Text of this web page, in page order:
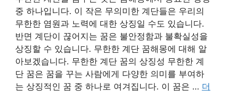
중 하나입니다. 이 작은 무의미한 계단들은 우리의
무한한 염원과 노력에 대한 상징일 수도 있습니다.
반면 계단이 끊어지는 꿈은 불안정함과 불확실성을
상징할 수 있습니다. 무한한 계단 꿈해몽에 대해 알
아보겠습니다. 무한한 계단 꿈의 상징성 무한한 계
단 꿈은 꿈을 꾸는 사람에게 다양한 의미를 부여하
는 상징적인 꿈 중 하나로 여겨집니다. 이 꿈은 … 더